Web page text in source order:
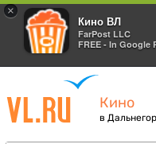
×
Кино ВЛ
FarPost LLC
FREE - In Google
Кино
в